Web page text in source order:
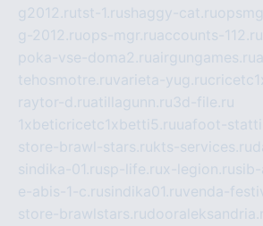
g2012.rutst-1.rushaggy-cat.ru
g-2012.ruops-mgr.ruaccounts-112.ru
poka-vse-doma2.ruairgungames.ru
tehosmotre.ruvarieta-yug.ru
raytor-d.ruatillagunn.ru3d-file.ru
1xbeticricetc1xbetti5.ruuafoot-
store-brawl-stars.rukts-services.ru
sindika-01.rusp-life.rux-legion.ru
e-abis-1-c.rusindika01.ruvenda-
store-brawlstars.ru